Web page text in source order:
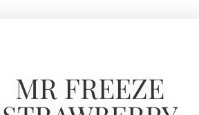
MR FREEZE